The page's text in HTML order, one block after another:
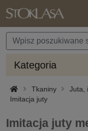
Kategoria
Tkaniny
Juta,
Imitacja juty
Imitacja juty